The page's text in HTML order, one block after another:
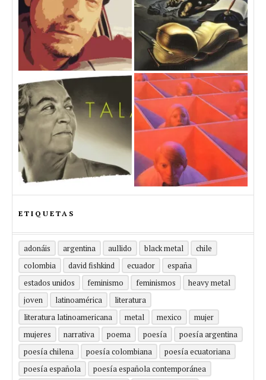
ETIQUETAS
adonáis argentina aullido black metal
chile
colombia
david fishkind ecuador
españa
estados unidos
feminismo feminismos
heavy metal
joven
latinoamérica
literatura
literatura latinoamericana
metal mexico
mujer
mujeres
narrativa poema poesía
poesía argentina
poesía chilena
poesía colombiana
poesía ecuatoriana
poesía española
poesía española contemporánea